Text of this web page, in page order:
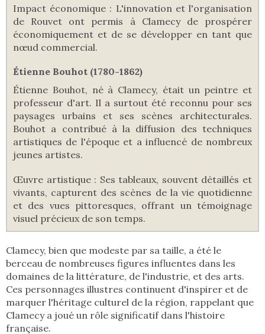
Impact économique : L'innovation et l'organisation
de Rouvet ont permis à Clamecy de prospérer
économiquement et de se développer en tant que
nœud commercial.
Étienne Bouhot (1780-1862)
Étienne Bouhot, né à Clamecy, était un peintre et
professeur d'art. Il a surtout été reconnu pour ses
paysages urbains et ses scènes architecturales.
Bouhot a contribué à la diffusion des techniques
artistiques de l'époque et a influencé de nombreux
jeunes artistes.
Œuvre artistique : Ses tableaux, souvent détaillés et
vivants, capturent des scènes de la vie quotidienne
et des vues pittoresques, offrant un témoignage
visuel précieux de son temps.
Clamecy, bien que modeste par sa taille, a été le
berceau de nombreuses figures influentes dans les
domaines de la littérature, de l'industrie, et des arts.
Ces personnages illustres continuent d'inspirer et de
marquer l'héritage culturel de la région, rappelant que
Clamecy a joué un rôle significatif dans l'histoire
française.